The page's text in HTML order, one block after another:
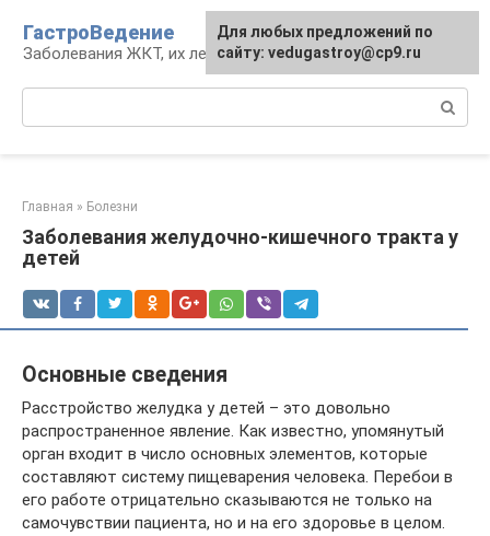
контенту
ГастроВедение
Заболевания ЖКТ, их лечение и профилактика
Главная » Болезни
Заболевания желудочно-кишечного тракта у
детей
Основные сведения
Расстройство желудка у детей – это довольно
распространенное явление. Как известно, упомянутый
орган входит в число основных элементов, которые
составляют систему пищеварения человека. Перебои в
его работе отрицательно сказываются не только на
самочувствии пациента, но и на его здоровье в целом.
Для любых предложений по
сайту: vedugastroy@cp9.ru